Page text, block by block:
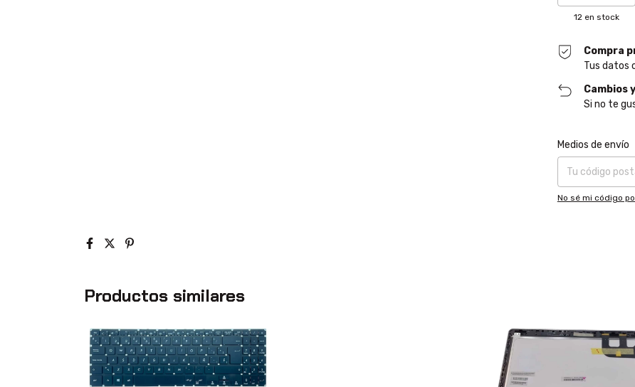
12en stock
Compra
Tus datos
Cambios
Si no te
Entregas para el CP:
Medios de envío
No sé mi código
Productos similares